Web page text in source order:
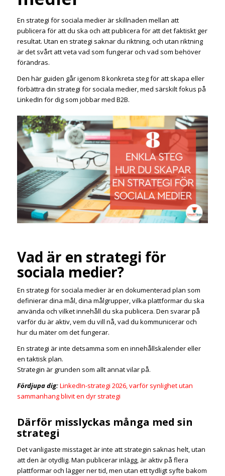
En strategi för sociala medier är skillnaden mellan att
publicera för att du ska och att publicera för att det faktiskt ger
resultat. Utan en strategi saknar du riktning, och utan riktning
är det svårt att veta vad som fungerar och vad som behöver
förändras.
Den här guiden går igenom 8 konkreta steg för att skapa eller
förbättra din strategi för sociala medier, med särskilt fokus på
LinkedIn för dig som jobbar med B2B.
Vad är en strategi för
sociala medier?
En strategi för sociala medier är en dokumenterad plan som
definierar dina mål, dina målgrupper, vilka plattformar du ska
använda och vilket innehåll du ska publicera. Den svarar på
varför du är aktiv, vem du vill nå, vad du kommunicerar och
hur du mäter om det fungerar.
En strategi är inte detsamma som en innehållskalender eller
en taktisk plan.
Strategin är grunden som allt annat vilar på.
Fördjupa dig:LinkedIn-strategi 2026, varför synlighet utan
sammanhang blivit en dyr strategi
Därför misslyckas många med sin
strategi
Det vanligaste misstaget är inte att strategin saknas helt, utan
att den är otydlig. Man publicerar inlägg, är aktiv på flera
plattformar och lägger ner tid, men utan ett tydligt syfte bakom